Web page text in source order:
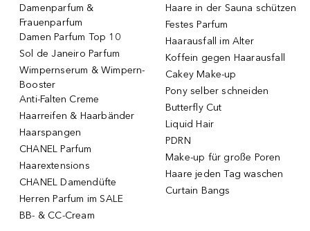
Damenparfum &
Frauenparfum
Damen Parfum Top 10
Sol de Janeiro Parfum
Wimpernserum & Wimpern-
Booster
Anti-Falten Creme
Haarreifen & Haarbänder
Haarspangen
CHANEL Parfum
Haarextensions
CHANEL Damendüfte
Herren Parfum im SALE
BB- & CC-Cream
Haare in der Sauna schützen
Festes Parfum
Haarausfall im Alter
Koffein gegen Haarausfall
Cakey Make-up
Pony selber schneiden
Butterfly Cut
Liquid Hair
PDRN
Make-up für große Poren
Haare jeden Tag waschen
Curtain Bangs